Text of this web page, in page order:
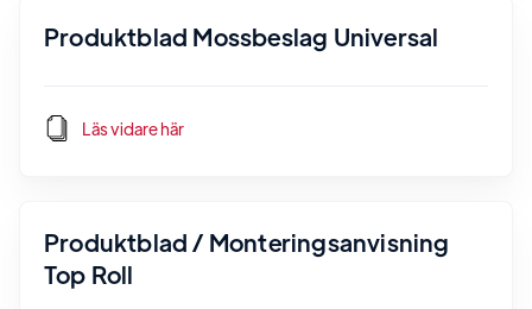
Produktblad Mossbeslag Universal
Läs vidare här
Produktblad / Monteringsanvisning
Top Roll